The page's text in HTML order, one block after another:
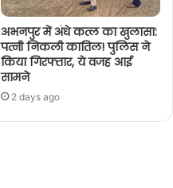
अभनपुर में अंधे कत्ल का खुलासा:
पत्नी निकली कातिल! पुलिस ने
किया गिरफ्तार, ये वजह आई
सामने
2 days ago